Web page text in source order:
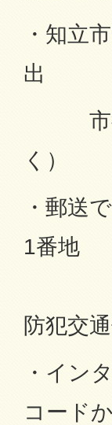
・知立
出
市役
く）
・郵送
1番地
知
防犯交
・イン
コード